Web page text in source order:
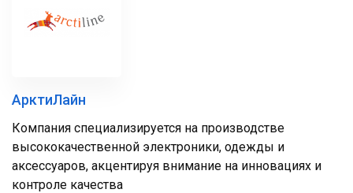
АрктиЛайн
Компания специализируется на производстве
высококачественной электроники, одежды и
аксессуаров, акцентируя внимание на инновациях и
контроле качества